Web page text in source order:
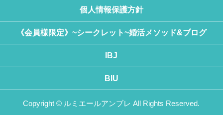
個人情報保護方針
《会員様限定》~シークレット~婚活メソッド&ブログ
IBJ
BIU
Copyright © ルミエールアンブレ All Rights Reserved.